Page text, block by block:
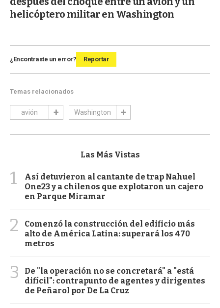
helicóptero militar en Washington
¿Encontraste un error? Reportar
Temas relacionados
avión Washington
Las Más Vistas
1
Así detuvieron al cantante de trap Nahuel
One23 y a chilenos que explotaron un cajero
en Parque Miramar
2
Comenzó la construcción del edificio más
alto de América Latina: superará los 470
metros
3
De "la operación no se concretará" a "está
difícil": contrapunto de agentes y dirigentes
de Peñarol por De La Cruz